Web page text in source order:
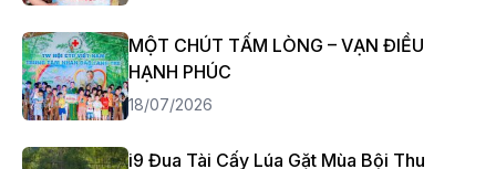
MỘT CHÚT TẤM LÒNG – VẠN ĐIỀU
HẠNH PHÚC
18/07/2026
i9 Đua Tài Cấy Lúa Gặt Mùa Bội Thu